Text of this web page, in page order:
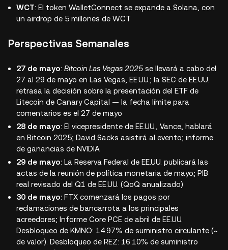
WCT: El token WalletConnect se expande a Solana, con
un airdrop de 5 millones de WCT
Perspectivas Semanales
27 de mayo: Bitcoin Las Vegas 2025 se llevará a cabo del
27 al 29 de mayo en Las Vegas, EE.UU.; la SEC de EE.UU.
retrasa la decisión sobre la presentación del ETF de
Litecoin de Canary Capital — la fecha límite para
comentarios es el 27 de mayo
28 de mayo: El vicepresidente de EE.UU., Vance, hablará
en Bitcoin 2025; David Sacks asistirá al evento; informe
de ganancias de NVIDIA
29 de mayo: La Reserva Federal de EE.UU. publicará las
actas de la reunión de política monetaria de mayo; PIB
real revisado del Q1 de EE.UU. (QoQ anualizado)
30 de mayo: FTX comenzará los pagos por
reclamaciones de bancarrota a los principales
acreedores; Informe Core PCE de abril de EE.UU.
Desbloqueo de KMNO: 14.97% de suministro circulante (~
de valor). Desbloqueo de REZ: 16.10% de suministro